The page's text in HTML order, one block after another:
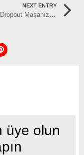
NEXT ENTRY
üye olun